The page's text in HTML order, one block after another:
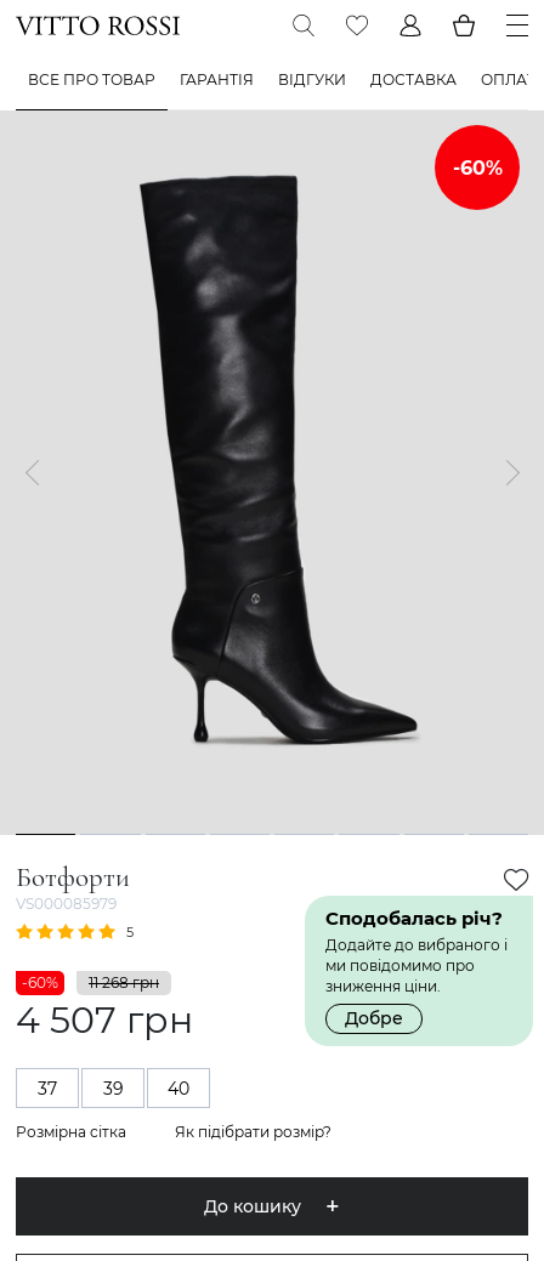
ВСЕ ПРО ТОВАР ГАРАНТІЯ ВІДГУКИ ДОСТАВКА
1 2 3 4 5 6 7 8
Ботфорти
VS000085979
Сподобалась річ?
Додайте до вибраного і
ми повідомимо про
зниження ціни.
Добре
5
-60% 11 268 грн
4 507 грн
37 39 40
Розмірна сітка Як підібрати розмір?
До кошику